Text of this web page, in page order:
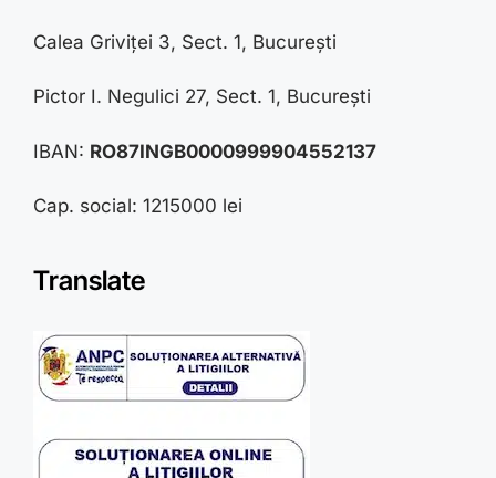
Calea Griviței 3, Sect. 1, București
Pictor I. Negulici 27, Sect. 1, București
IBAN: RO87INGB0000999904552137
Cap. social: 1215000 lei
Translate